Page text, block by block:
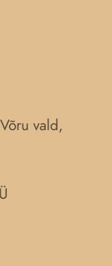
vald,